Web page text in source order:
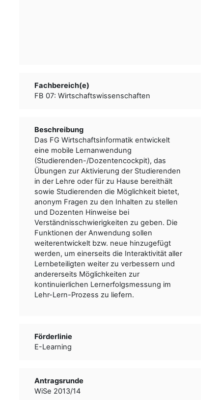
Fachbereich(e)
FB 07: Wirtschaftswissenschaften
Beschreibung
Das FG Wirtschaftsinformatik entwickelt
eine mobile Lernanwendung
(Studierenden-/Dozentencockpit), das
Übungen zur Aktivierung der Studierenden
in der Lehre oder für zu Hause bereithält
sowie Studierenden die Möglichkeit bietet,
anonym Fragen zu den Inhalten zu stellen
und Dozenten Hinweise bei
Verständnisschwierigkeiten zu geben. Die
Funktionen der Anwendung sollen
weiterentwickelt bzw. neue hinzugefügt
werden, um einerseits die Interaktivität aller
Lernbeteiligten weiter zu verbessern und
andererseits Möglichkeiten zur
kontinuierlichen Lernerfolgsmessung im
Lehr-Lern-Prozess zu liefern.
Förderlinie
E-Learning
Antragsrunde
WiSe 2013/14